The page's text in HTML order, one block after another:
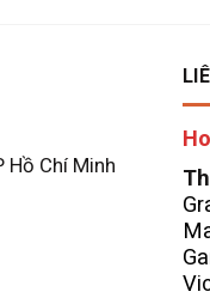
Hồ Chí Minh